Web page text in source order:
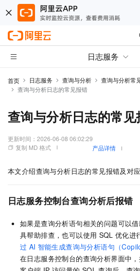
日志服务
首页 日志服务 查询与分析
查询与分析常
查询与分析日志的常见报错
查询与分析日志的常见
更新时间： 2026-06-08 06:02:29
复制 MD 格式
产品详情
本文介绍查询与分析日志的常见报错及对应
日志服务控制台查询分析后报错
如果是查询分析语句相关的问题可以
具帮助排查，也可以使用 SQL 优化进
过 AI 智能生成查询与分析语句（
在日志服务控制台的查询分析界面中